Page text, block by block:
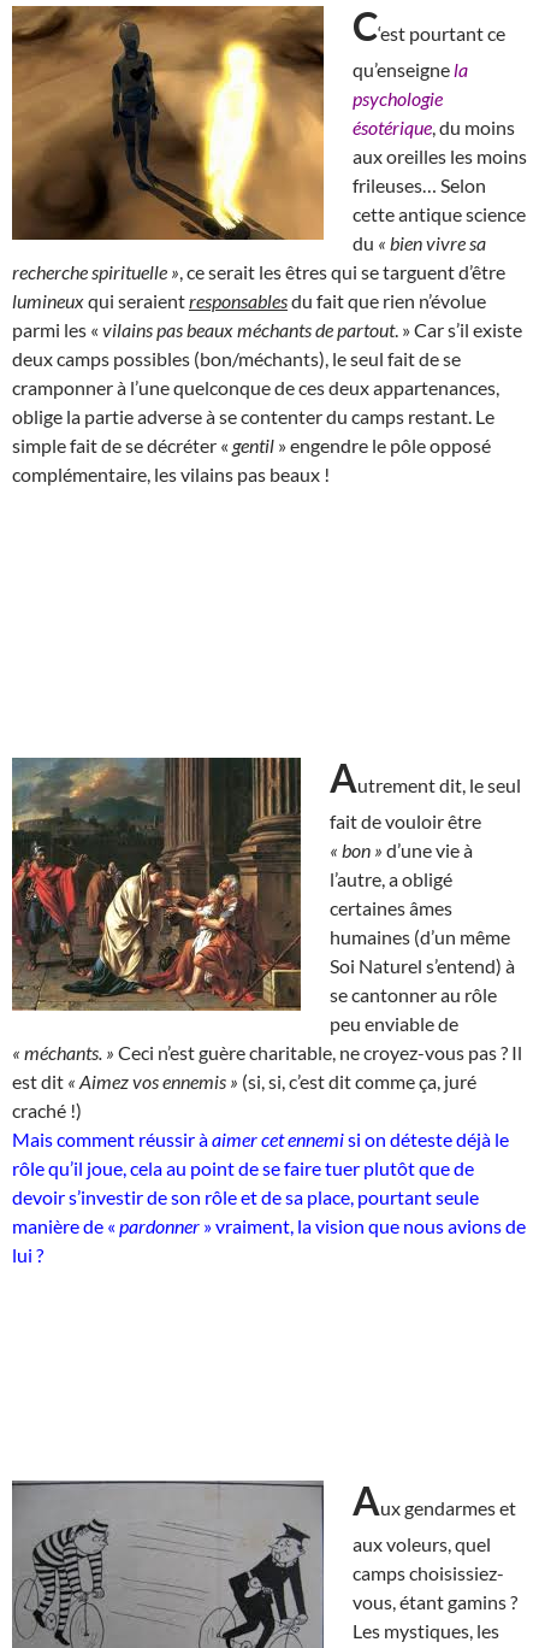
C‘est pourtant ce
qu’enseigne la
psychologie
ésotérique , du moins
aux oreilles les moins
frileuses… Selon
cette antique science
du « bien vivre sa
recherche spirituelle » , ce serait les êtres qui se targuent d’être
lumineuxqui seraientresponsablesdu fait que rien n’évolue
parmi les « vilains pas beaux méchants de partout. » Car s’il existe
deux camps possibles (bon/méchants), le seul fait de se
cramponner à l’une quelconque de ces deux appartenances,
oblige la partie adverse à se contenter du camps restant. Le
simple fait de se décréter « gentil » engendre le pôle opposé
complémentaire, les vilains pas beaux !
Autrement dit, le seul
fait de vouloir être
« bon » d’une vie à
l’autre, a obligé
certaines âmes
humaines (d’un même
Soi Naturel s’entend) à
se cantonner au rôle
peu enviable de
« méchants. » Ceci n’est guère charitable, ne croyez-vous pas ? Il
est dit « Aimez vos ennemis » (si, si, c’est dit comme ça, juré
craché !)
Mais comment réussir àaimer cet ennemisi on déteste déjà le
rôle qu’il joue, cela au point de se faire tuer plutôt que de
devoir s’investir de son rôle et de sa place, pourtant seule
manière de « pardonner » vraiment, la vision que nous avions de
lui ?
Aux gendarmes et
aux voleurs, quel
camps choisissiez-
vous, étant gamins ?
Les mystiques, les